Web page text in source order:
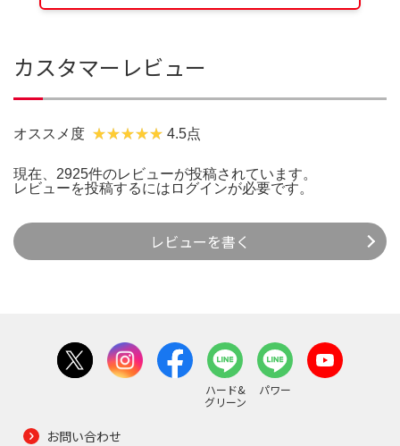
カスタマーレビュー
オススメ度 4.5点
現在、2925件のレビューが投稿されています。
レビューを投稿するには ログインが必要です。
レビューを書く
ハード&
グリーン
パワー
お問い合わせ